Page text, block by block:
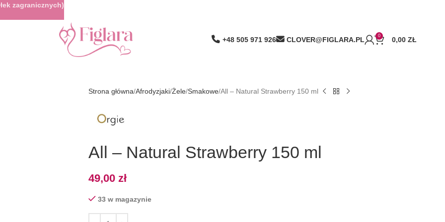
+48 505 971 926 CLOVER@FIGLARA.PL 0 0,00 ZŁ
Strona główna Afrodyzjaki Żele Smakowe All – Natural Strawberry 150 ml
All – Natural Strawberry 150 ml
49,00 zł
33 w magazynie
zagranicznych)